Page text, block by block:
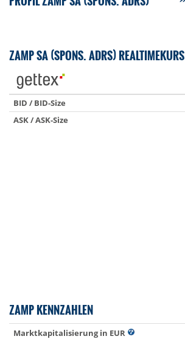
ZAMP SA (SPONS. ADRS) REALTIMEKURS
BID / BID-Size
ASK / ASK-Size
ZAMP KENNZAHLEN
Marktkapitalisierung in EUR